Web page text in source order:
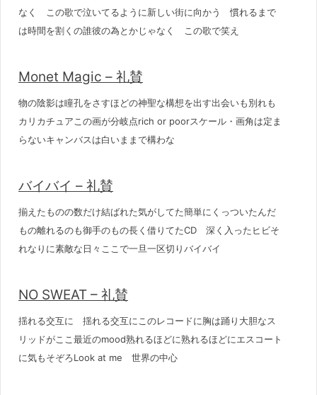
なく この歌で泣いてるように新しい街に向かう 慣れるまで
は時間を割くの誰彼の為とかじゃなく この歌で笑え
Monet Magic – 礼賛
物の陰影は瞳孔をさすほどの神聖な構想を出す出会いも別れも
カリカチュアこの画が分岐点rich or poorスケール・画角は定ま
らないキャンバスは白いままで構わな
バイバイ – 礼賛
揃えたものの数だけ結ばれた気がしてた簡単にくっついたんだ
もの離れるのも御手のもの長く借りてたCD 深く入ったヒビそ
れなりに素敵な日々ここで一旦一区切りバイバイ
NO SWEAT – 礼賛
揺れる交互に 揺れる交互にこのレコードに胸は踊り大胆なス
リッドがここ最近のmood熟れるほどに熟れるほどにエスコート
に気もそぞろLook at me 世界の中心